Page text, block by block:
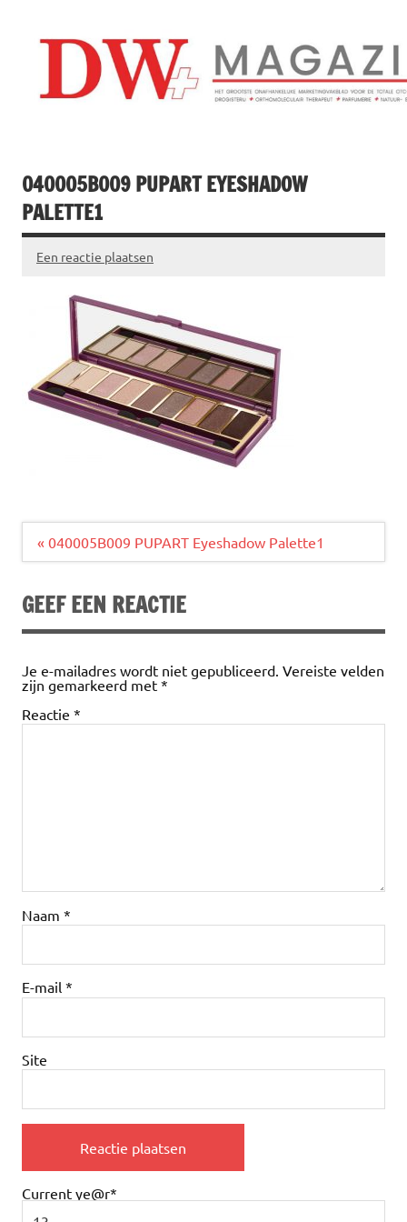
inhoud
040005B009 PUPART EYESHADOW
PALETTE1
Een reactie plaatsen
Bericht
« 040005B009 PUPART Eyeshadow Palette1
GEEF EEN REACTIE
Je e-mailadres wordt niet gepubliceerd. Vereiste velden
zijn gemarkeerd met *
Reactie *
Naam *
E-mail *
Site
Current ye@r*